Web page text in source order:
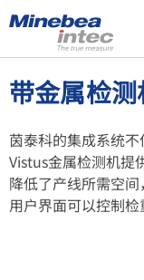
Search
term
传感器
称重电气件
工业秤
检测解决方案
带金属检
茵泰科的集成系统
Vistus金属检测机提
降低了产线所需空
用户界面可以控制检